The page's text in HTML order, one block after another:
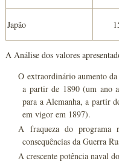
Japão
A Análise dos valores
O extraordinário aumento
a partir de 1890 (um ano
para a Alemanha, a partir
em vigor em 1897).
A fraqueza do programa
consequências da Guerra
A crescente potência naval